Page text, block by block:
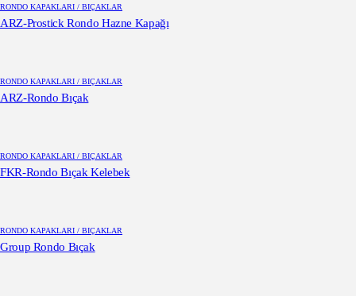
RONDO KAPAKLARI / BIÇAKLAR
ARZ-Prostick Rondo Hazne Kapağı
RONDO KAPAKLARI / BIÇAKLAR
ARZ-Rondo Bıçak
RONDO KAPAKLARI / BIÇAKLAR
FKR-Rondo Bıçak Kelebek
RONDO KAPAKLARI / BIÇAKLAR
Group Rondo Bıçak